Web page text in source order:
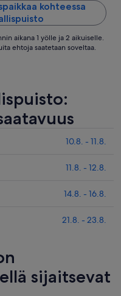
kohteessa
aikana 1 yölle ja 2 aikuiselle.
ehtoja saatetaan soveltaa.
10.8. - 11.8.
11.8. - 12.8.
14.8. - 16.8.
21.8. - 23.8.
sijaitsevat